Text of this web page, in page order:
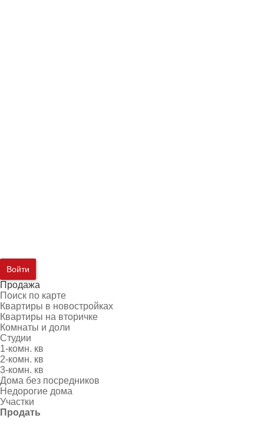
Войти
Продажа
Поиск по карте
Квартиры в новостройках
Квартиры на вторичке
Комнаты и доли
Студии
1-комн. кв
2-комн. кв
3-комн. кв
Дома без посредников
Недорогие дома
Участки
Продать